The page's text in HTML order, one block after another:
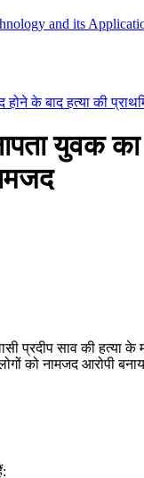
and its
के बाद हत्या की
युवक का
प्रदीप साव की हत्या
को नामजद आरोपी